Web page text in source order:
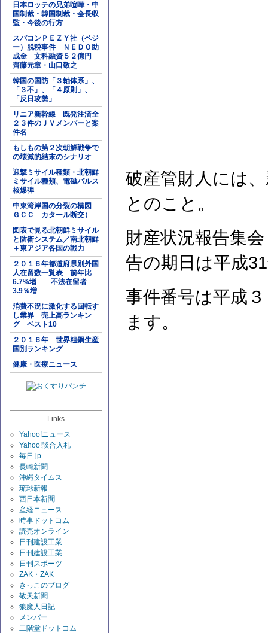
日本ロッテの兄弟喧嘩・中
国制裁・韓国制裁・会長収
監・今後の行方
スパコンＰＥＺＹ社（ペジ
ー）脱税事件 ＮＥＤＯ助
成金 文科融資５２億円
齊藤元章・山口敬之
韓国の国防「３軸体系」、
「３不」、「４原則」、
「反日攻勢」
リニア新幹線 既発注済全
２３件のＪＶメンバーと案
件名
もしもの第２次朝鮮戦争で
の壊滅的結末のシナリオ
迎撃ミサイル種類・北朝鮮
ミサイル種類、電磁パルス
核爆弾
中東湾岸国の分裂の構図
ＧＣＣ カタール断交）
図表で見る北朝鮮ミサイル
と防衛システム／南北朝鮮
＋東アジア各国の戦力
２０１６年都道府県別外国
人在留数一覧表 前年比
6.7%増 不法在留者
3.9％増
消費不況に激化する回転す
し業界 売上高ランキン
グ ベスト10
２０１６年 世界粗鋼生産
国別ランキング
健康・医療ニュース
Links
Yahoo!ニュース
Yahoo!談合入札
毎日.jp
長崎新聞
沖縄タイムス
琉球新報
西日本新聞
産経ニュース
時事ドットコム
読売オンライン
日刊建設工業
日刊建設工業
日刊スポーツ
ZAK・ZAK
きっこのブログ
敬天新聞
狼魔人日記
メンバー
二階堂ドットコム
破産管財人には
とのこと。
財産状況報告集
告の期日は平成
事件番号は平成
ます。